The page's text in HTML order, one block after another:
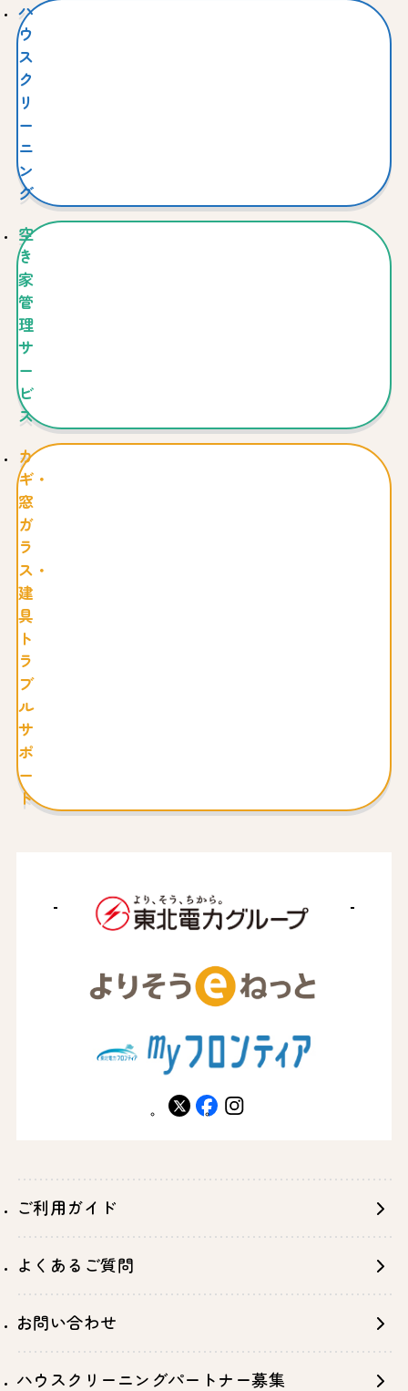
ハ
ウ
ス
ク
リ
ー
ニ
ン
グ
空
き
家
管
理
サ
ー
ビ
ス
カ
ギ・
窓
ガ
ラ
ス・
建
具
ト
ラ
ブ
ル
サ
ポ
ー
ト
X facebookinstagram
ご利用ガイド
よくあるご質問
お問い合わせ
ハウスクリーニングパートナー募集